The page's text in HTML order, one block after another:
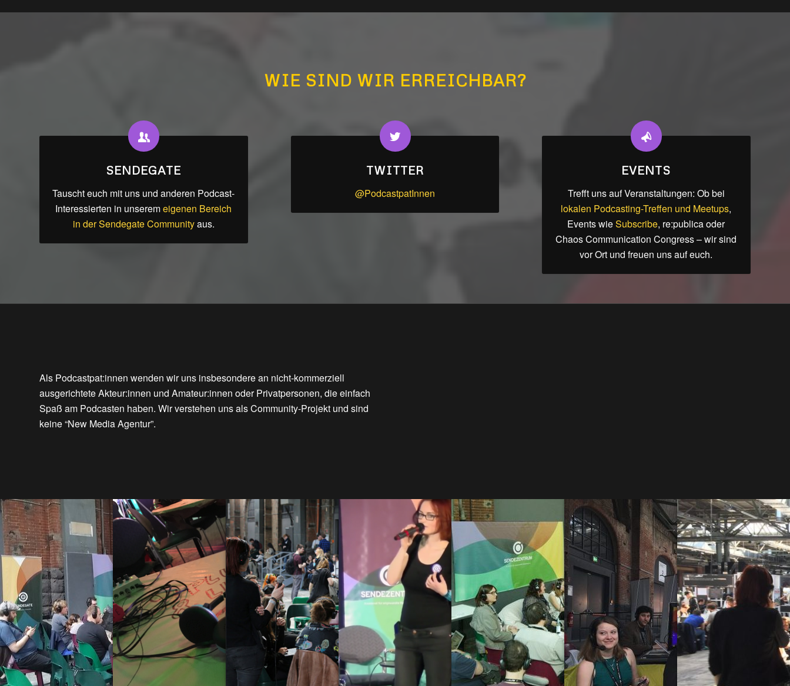
WIE SIND WIR ERREICHBAR?
SENDEGATE
Tauscht euch mit uns und anderen Podcast-
Interessierten in unseremeigenen Bereich
in der Sendegate Communityaus.
TWITTER
@PodcastpatInnen
EVENTS
Trefft uns auf Veranstaltungen: Ob bei
lokalen Podcasting-Treffen und Meetups,
Events wieSubscribe, re:publicaoder
Chaos Communication Congress– wir sind
vor Ort und freuen uns auf euch.
Als Podcastpat:innen wenden wir uns insbesondere an nicht-kommerziell
ausgerichtete Akteur:innen und Amateur:innen oder Privatpersonen, die einfach
Spaß am Podcasten haben. Wir verstehen uns als Community-Projekt und sind
keine “New Media Agentur”.